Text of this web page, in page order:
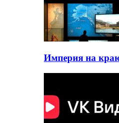
Империя на